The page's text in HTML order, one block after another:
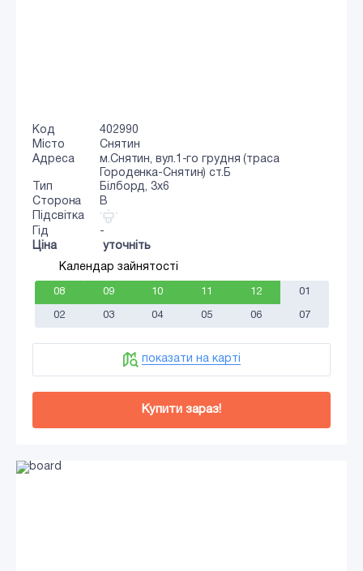
Код
402990
Місто
Снятин
Адреса
м.Снятин, вул.1-го грудня (траса
Городенка-Снятин) ст.Б
Тип
Білборд, 3х6
Сторона
B
Підсвітка
Гід
-
Ціна
уточніть
Календар зайнятості
08 09 10 11 12 01
02 03 04 05 06 07
показати на карті
Купити зараз!